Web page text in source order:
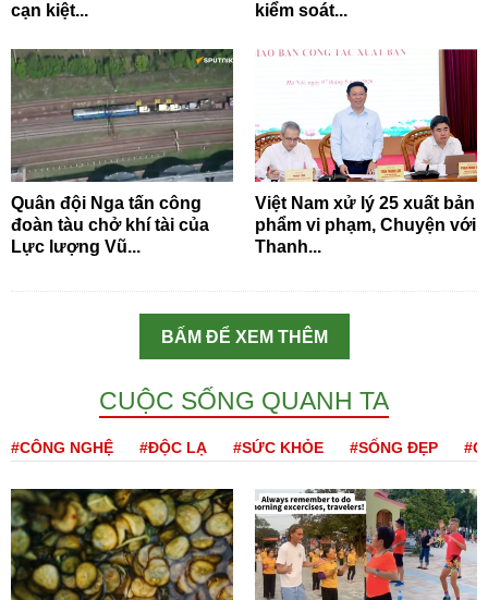
cạn kiệt...
kiểm soát...
Quân đội Nga tấn công
đoàn tàu chở khí tài của
Lực lượng Vũ...
Việt Nam xử lý 25 xuất bản
phẩm vi phạm, Chuyện với
Thanh...
BẤM ĐỂ XEM THÊM
CUỘC SỐNG QUANH TA
#CÔNG NGHỆ #ĐỘC LẠ #SỨC KHỎE #SỐNG ĐẸP